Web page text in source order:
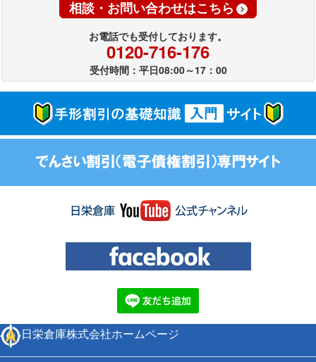
相談・お問い合わせはこちら
お電話でも受付しております。
0120-716-176
受付時間：平日08:00～17：00
日栄倉庫株式会社ホームページ